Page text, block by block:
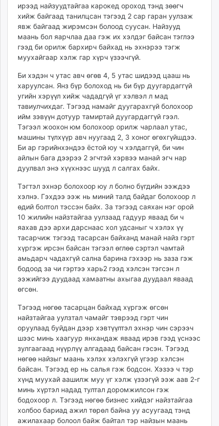
ирээд найзуудтайгаа карокед ороход тэнд зөөгч
хийж байгаад танилцсан тэгээд 2 сар гаран уулзаж
явж байгаад жирэмсэн болоод суусан. Найзууд
маань бол яарчлаа даа гэж их хэлдэг байсан тэглээ
гээд би орилж бархирч байхад нь эхнэрээ тэгж
муухайгаар хэлж гар хүрч үзээчгүй.
Би хэдэн ч утас авч өгөв 4, 5 утас шидээд цааш нь
харуулсан. Янз бүр болоход нь би бүр дуугардаггүй
угийн хэрүүл хийж чададгүй үг хэлвэл л мад
тавиулчихдаг. Тэгээд намайг дуугарахгүй болохоор
ийм зэвүүн дотуур тамиртай дуугардаггүй гээл.
Тэгээл жоохон юм болохоор орилж чарлаал утас,
машины түлхүүр авч нуугаад 2, 3 хоног өгөхгүйшдээ.
Би ар гэрийнхэндээ ёстой юу ч хэлдаггүй, би чин
айлын бага дээрээ 2 эгчтэй хэрвээ манай эгч нар
дуулвал энэ хүүхнээс шууд л салгах байх.
Тэгтэл эхнэр болохоор юу л болно бүгдийн ээждээ
хэлнэ. Гэхдээ ээж нь миний талд байдаг болохоор л
өдий болтол тэссэн байх. За тэгээд саяхан нэг орой
10 жилийн найзтайгаа уулзаад гадуур яваад би ч
яахав дээ архи дарснаас хол удсаныг ч хэлэх үү
тасарчиж тэгээд тасарсан байханд манай найз гэрт
хүргэж ирсэн байсан тэгээл өглөө сэртэл чамтай
амьдарч чадахгүй сална барина гэхээр нь заза гэж
бодоод за чи гэртээ харь2 гээд хэлсэн тэгсэн л
ээжийгээ дуудаад хамаатны ахыгаа дуудаал яваад
өгсөн.
Тэгээд нөгөө тасарцан байхад хүргэж өгсөн
найзтайгаа уулзтал чамайг тэврээд гэрт чин
оруулаад буйдан дээр хэвтүүлтэл эхнэр чин сэрээч
шээс минь хаагуур янхандаж яваад ирэв гээд үснээс
зулгаагаад нүүрлүү алгадаад байсан гэсэн. Тэгээд
нөгөө найзыг маань хэлэх хэлэхгүй үгээр хэлсэн
байсан. Тэгээд ер нь салья гэж бодсон. Хэзээ ч тэр
хүнд муухай аашилж муу үг хэлж үзээгүй ээж аав 2-г
минь хүртэл надад тултал доромжилсон гэж
бодохоор л. Тэгээд нөгөө бизнес хийдэг найзтайгаа
холбоо бариад ажил төрөл байна уу асуугаад тэнд
ажилахаар болоол байж байтал тэр найзын маань